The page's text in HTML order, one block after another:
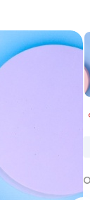
Actiontoys
Антистрессы
Декоративные